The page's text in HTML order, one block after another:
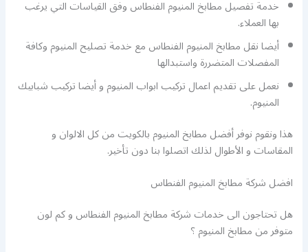
خدمة تفصيل مطابخ المنيوم الفنطاس وفق القياسات التي يرغب
بها العملاء.
أيضا نقل مطابخ المنيوم الفنطاس مع خدمة تصليح المنيوم وكافة
المفصلات المتضررة واستبدالها
نعمل على تقديم اعمال تركيب ابواب المنيوم و أيضا تركيب شبابيك
المنيوم.
هذا ونقوم نوفر أفضل مطابخ المنيوم بالكويت من كل الالوان و
المقاسات و الأطوال لذلك اتصلوا بنا دون تأخير.
افضل شركة مطابخ المنيوم الفنطاس
هل تحتاجون الى خدمات شركة مطابخ المنيوم الفنطاس و كم لون
متوفر من مطابخ المنيوم ؟